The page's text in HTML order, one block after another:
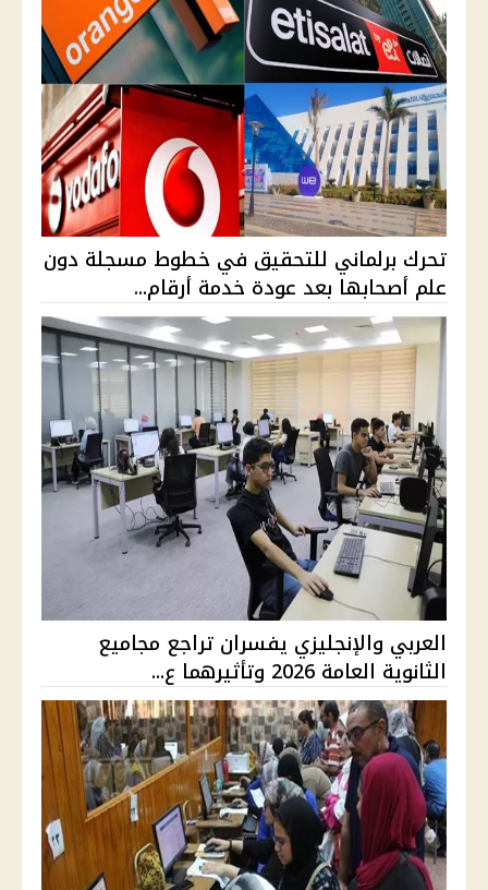
تحرك برلماني للتحقيق في خطوط مسجلة دون
علم أصحابها بعد عودة خدمة أرقام...
العربي والإنجليزي يفسران تراجع مجاميع
الثانوية العامة 2026 وتأثيرهما ع...